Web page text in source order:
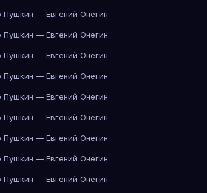
Пушкин — Евгений Онегин
Пушкин — Евгений Онегин
Пушкин — Евгений Онегин
Пушкин — Евгений Онегин
Пушкин — Евгений Онегин
Пушкин — Евгений Онегин
Пушкин — Евгений Онегин
Пушкин — Евгений Онегин
Пушкин — Евгений Онегин